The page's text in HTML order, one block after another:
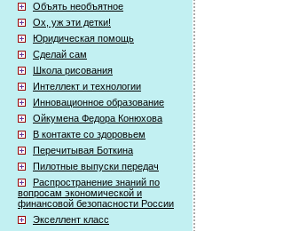
Объять необъятное
Ох, уж эти детки!
Юридическая помощь
Сделай сам
Школа рисования
Интеллект и технологии
Инновационное образование
Ойкумена Федора Конюхова
В контакте со здоровьем
Перечитывая Боткина
Пилотные выпуски передач
Распространение знаний по
вопросам экономической и
финансовой безопасности России
Экселлент класс